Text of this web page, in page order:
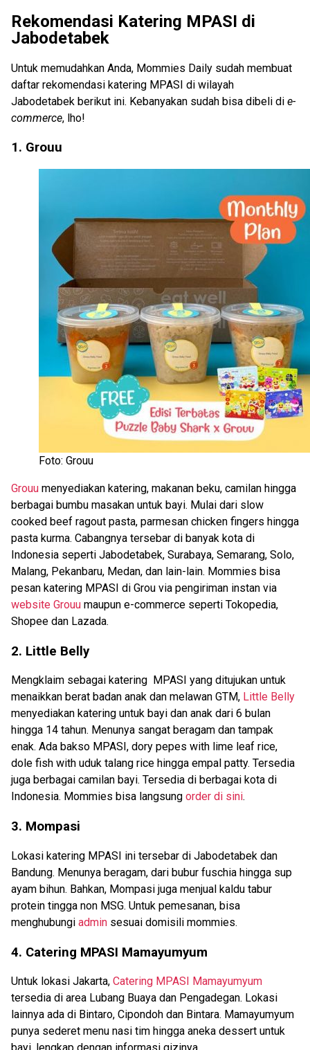
Rekomendasi Katering MPASI di
Jabodetabek
Untuk memudahkan Anda, Mommies Daily sudah membuat
daftar rekomendasi katering MPASI di wilayah
Jabodetabek berikut ini. Kebanyakan sudah bisa dibeli di e-
commerce, lho!
1. Grouu
Foto: Grouu
Grouu menyediakan katering, makanan beku, camilan hingga
berbagai bumbu masakan untuk bayi. Mulai dari slow
cooked beef ragout pasta, parmesan chicken fingers hingga
pasta kurma. Cabangnya tersebar di banyak kota di
Indonesia seperti Jabodetabek, Surabaya, Semarang, Solo,
Malang, Pekanbaru, Medan, dan lain-lain. Mommies bisa
pesan katering MPASI di Grou via pengiriman instan via
website Grouu maupun e-commerce seperti Tokopedia,
Shopee dan Lazada.
2. Little Belly
Mengklaim sebagai katering MPASI yang ditujukan untuk
menaikkan berat badan anak dan melawan GTM, Little Belly
menyediakan katering untuk bayi dan anak dari 6 bulan
hingga 14 tahun. Menunya sangat beragam dan tampak
enak. Ada bakso MPASI, dory pepes with lime leaf rice,
dole fish with uduk talang rice hingga empal patty. Tersedia
juga berbagai camilan bayi. Tersedia di berbagai kota di
Indonesia. Mommies bisa langsung order di sini.
3. Mompasi
Lokasi katering MPASI ini tersebar di Jabodetabek dan
Bandung. Menunya beragam, dari bubur fuschia hingga sup
ayam bihun. Bahkan, Mompasi juga menjual kaldu tabur
protein tingga non MSG. Untuk pemesanan, bisa
menghubungi admin sesuai domisili mommies.
4. Catering MPASI Mamayumyum
Untuk lokasi Jakarta, Catering MPASI Mamayumyum
tersedia di area Lubang Buaya dan Pengadegan. Lokasi
lainnya ada di Bintaro, Cipondoh dan Bintara. Mamayumyum
punya sederet menu nasi tim hingga aneka dessert untuk